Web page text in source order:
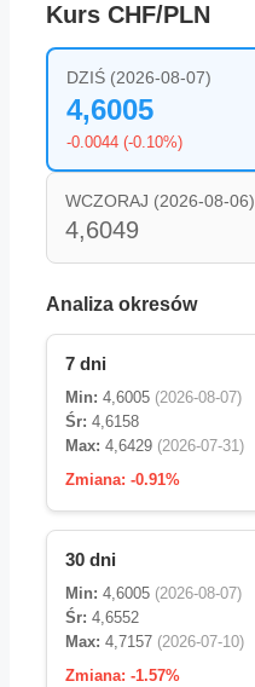
Kurs CHF/PLN
DZIŚ (2026-08-07)
4,6005
-0.0044 (-0.10%)
WCZORAJ (2026-08-06)
4,6049
Analiza okresów
7 dni
Min: 4,6005 (2026-08-07)
Śr: 4,6158
Max: 4,6429 (2026-07-31)
Zmiana: -0.91%
30 dni
Min: 4,6005 (2026-08-07)
Śr: 4,6552
Max: 4,7157 (2026-07-10)
Zmiana: -1.57%